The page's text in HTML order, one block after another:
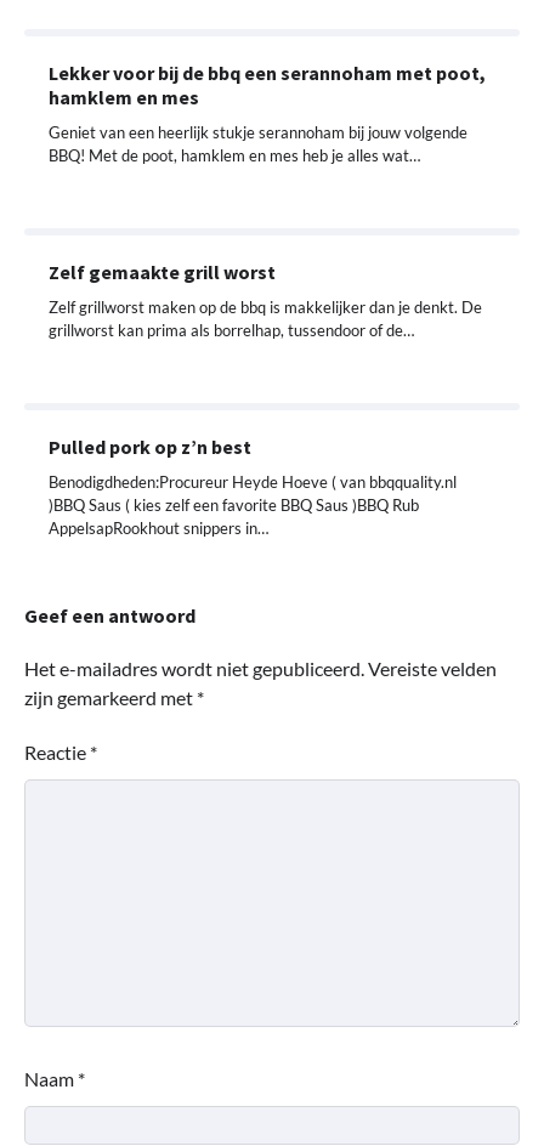
Lekker voor bij de bbq een serannoham met poot,
hamklem en mes
Geniet van een heerlijk stukje serannoham bij jouw volgende
BBQ! Met de poot, hamklem en mes heb je alles wat…
Zelf gemaakte grill worst
Zelf grillworst maken op de bbq is makkelijker dan je denkt. De
grillworst kan prima als borrelhap, tussendoor of de…
Pulled pork op z’n best
Benodigdheden:Procureur Heyde Hoeve ( van bbqquality.nl
)BBQ Saus ( kies zelf een favorite BBQ Saus )BBQ Rub
AppelsapRookhout snippers in…
Geef een antwoord
Het e-mailadres wordt niet gepubliceerd.Vereiste velden
zijn gemarkeerd met *
Reactie *
Naam *